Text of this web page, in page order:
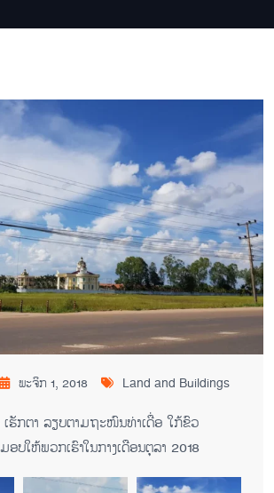
ພະຈິກ 1, 2018 Land and Buildings
ເຮັກຕາ ລຽບຕາມຖະໜົນທ່າເດື່ອ ໃກ້ຂົວ
ບໃຫ້ພວກເຮົາໃນກາງເດືອນຕຸລາ 2018